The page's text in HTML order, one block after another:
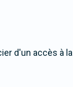
d'un accès à la